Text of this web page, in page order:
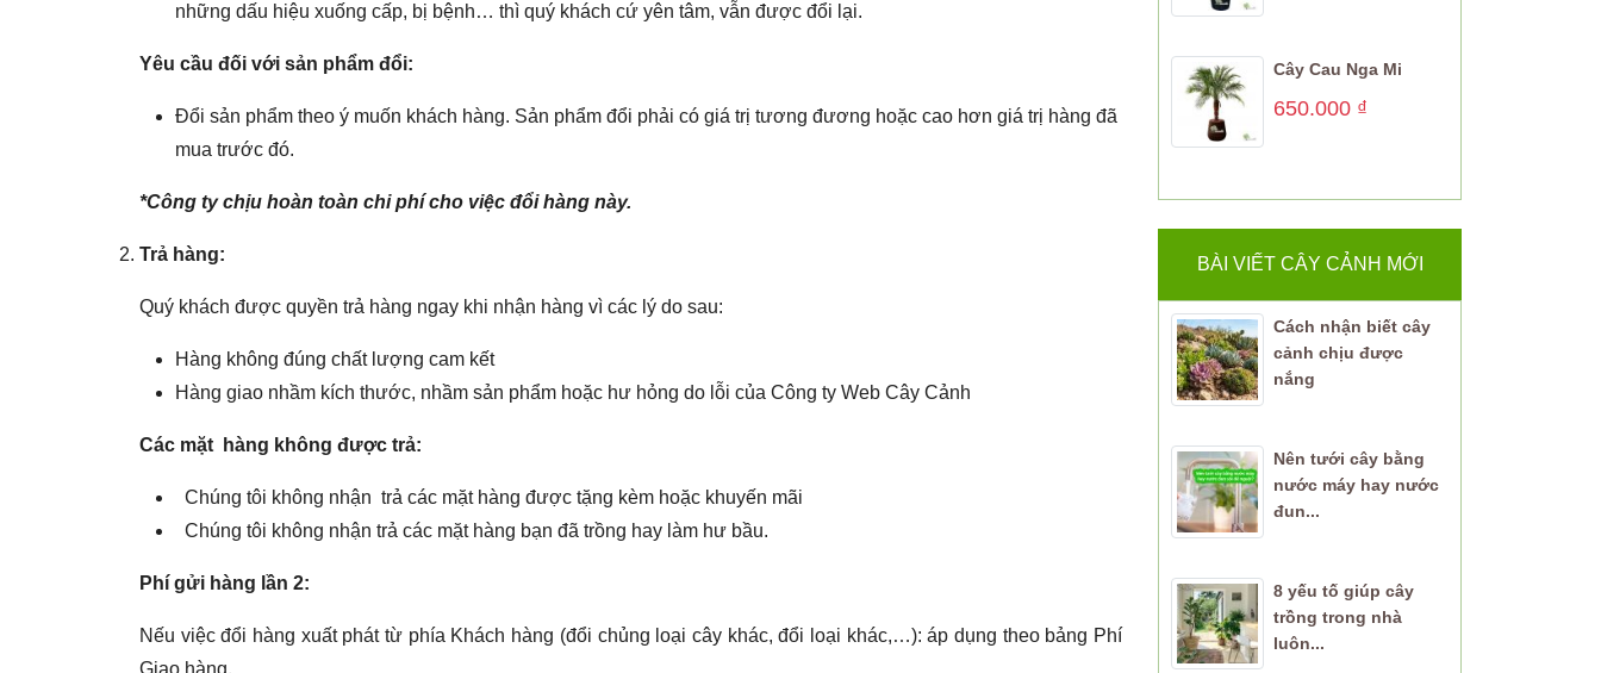
những dấu hiệu xuống cấp, bị bệnh… thì quý khách cứ yên tâm, vẫn được đổi lại.
Yêu cầu đối với sản phẩm đổi:
Đổi sản phẩm theo ý muốn khách hàng. Sản phẩm đổi phải có giá trị tương đương hoặc cao hơn giá trị hàng đã
mua trước đó.
*Công ty chịu hoàn toàn chi phí cho việc đổi hàng này.
Trả hàng:
Quý khách được quyền trả hàng ngay khi nhận hàng vì các lý do sau:
Hàng không đúng chất lượng cam kết
Hàng giao nhầm kích thước, nhầm sản phẩm hoặc hư hỏng do lỗi của Công ty Web Cây Cảnh
Các mặt hàng không được trả:
Chúng tôi không nhận trả các mặt hàng được tặng kèm hoặc khuyến mãi
Chúng tôi không nhận trả các mặt hàng bạn đã trồng hay làm hư bầu.
Phí gửi hàng lần 2:
Nếu việc đổi hàng xuất phát từ phía Khách hàng (đổi chủng loại cây khác, đổi loại khác,…): áp dụng theo bảng Phí
Giao hàng.
Cây Cau Nga Mi
650.000 ₫
BÀI VIẾT CÂY CẢNH MỚI
Cách nhận biết cây
cảnh chịu được
nắng
Nên tưới cây bằng
nước máy hay nước
đun...
8 yếu tố giúp cây
trồng trong nhà
luôn...